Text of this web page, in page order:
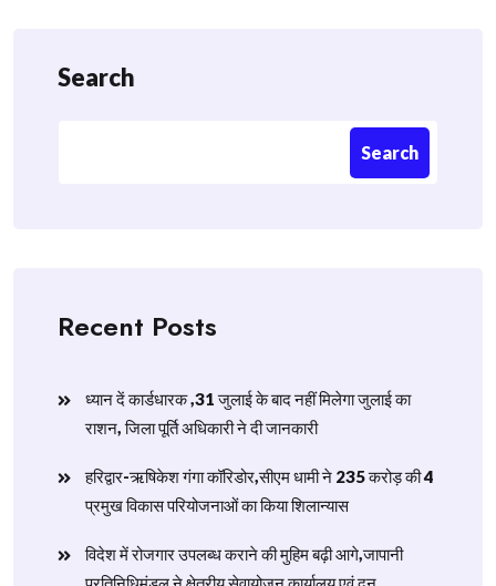
Search
Search
Recent Posts
ध्यान दें कार्डधारक ,31 जुलाई के बाद नहीं मिलेगा जुलाई का
राशन, जिला पूर्ति अधिकारी ने दी जानकारी
हरिद्वार-ऋषिकेश गंगा कॉरिडोर,सीएम धामी ने 235 करोड़ की 4
प्रमुख विकास परियोजनाओं का किया शिलान्यास
विदेश में रोजगार उपलब्ध कराने की मुहिम बढ़ी आगे,जापानी